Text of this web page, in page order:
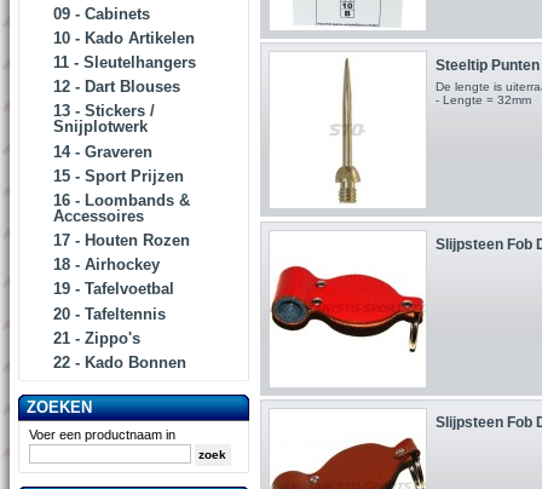
09 - Cabinets
10 - Kado Artikelen
11 - Sleutelhangers
12 - Dart Blouses
13 - Stickers /
Snijplotwerk
14 - Graveren
15 - Sport Prijzen
16 - Loombands &
Accessoires
17 - Houten Rozen
18 - Airhockey
19 - Tafelvoetbal
20 - Tafeltennis
21 - Zippo's
22 - Kado Bonnen
ZOEKEN
Voer een productnaam in
Steeltip
De lengte is
- Lengte = 32mm
Slijpsteen Fob
Slijpsteen Fob